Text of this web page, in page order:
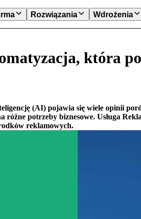
Rozwiązania Wdrożenia
Google od IdoSell - automatyzacja,
która
(AI) pojawia się wiele opinii
potrzeby biznesowe. Usługa
reklamowych.